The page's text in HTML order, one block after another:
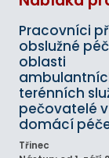
Pracovníci
obslužné
oblasti
terénních
pečovatelé
domácí
Třinec